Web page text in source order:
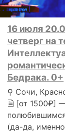
16 июля
четверг на
Бедрака. 0+
⚲ Сочи,
🗎 [от 1500₽]
(да-да,